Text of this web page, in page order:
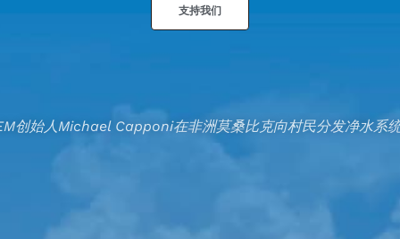
支持我们
创始人Michael Capponi在非洲莫桑比克向村民分发净水系